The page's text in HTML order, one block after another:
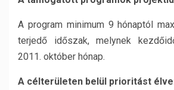
A program minimum 9 hónaptól
terjedő időszak, melynek
2011. október hónap.
A célterületen belül prioritást